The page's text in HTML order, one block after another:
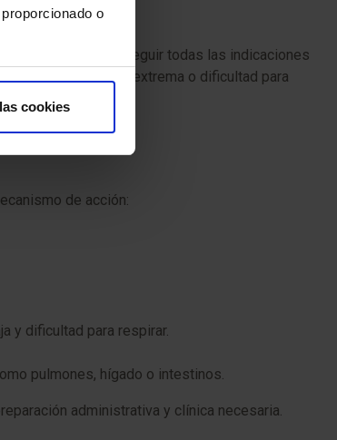
o
cookies
También debes seguir todas las indicaciones
náuseas, fatiga extrema o dificultad para
de acción:
y dificultad para respirar.
pulmones, hígado o intestinos.
administrativa y clínica necesaria.